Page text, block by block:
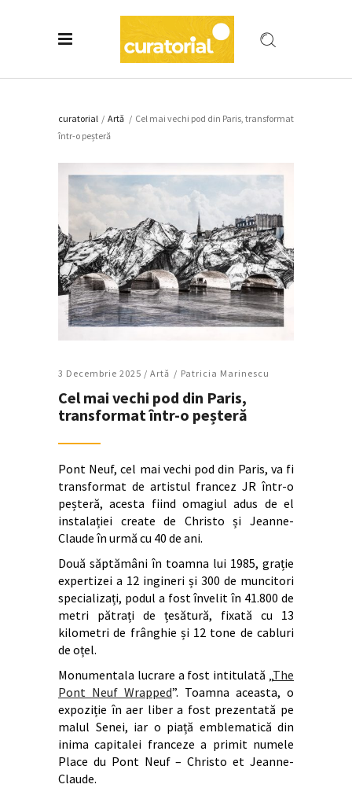
curatorial / Artǎ / Cel mai vechi pod din Paris, transformat
într-o peșteră
3 Decembrie 2025 / Artǎ Patricia Marinescu
Cel mai vechi pod din Paris,
transformat într-o peșteră
Pont Neuf, cel mai vechi pod din Paris, va fi
transformat de artistul francez JR într-o
peșteră, acesta fiind omagiul adus de el
instalației create de Christo și Jeanne-
Claude în urmă cu 40 de ani.
Două săptămâni în toamna lui 1985, grație
expertizei a 12 ingineri și 300 de muncitori
specializați, podul a fost învelit în 41.800 de
metri pătrați de țesătură, fixată cu 13
kilometri de frânghie și 12 tone de cabluri
de oțel.
Monumentala lucrare a fost intitulată „The
Pont Neuf Wrapped”. Toamna aceasta, o
expoziție în aer liber a fost prezentată pe
malul Senei, iar o piață emblematică din
inima capitalei franceze a primit numele
Place du Pont Neuf – Christo et Jeanne-
Claude.